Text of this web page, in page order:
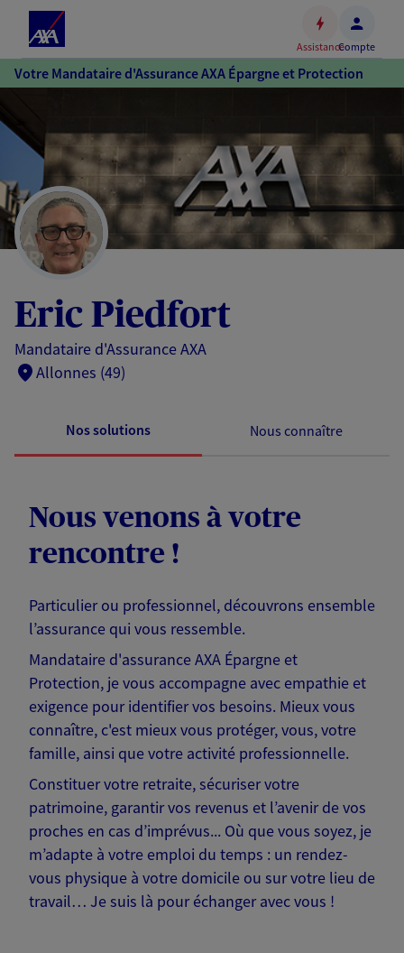
Accéder
au
Accéder
au
pied
de
page
AssistanceCompte
Votre Mandataire d'Assurance AXA Épargne et Protection
Eric Piedfort
Mandataire d'Assurance AXA
Allonnes (49)
Nos solutions Nous connaître
Nous venons à votre
rencontre !
Particulier ou professionnel, découvrons ensemble
l’assurance qui vous ressemble.
Mandataire d'assurance AXA Épargne et
Protection, je vous accompagne avec empathie et
exigence pour identifier vos besoins. Mieux vous
connaître, c'est mieux vous protéger, vous, votre
famille, ainsi que votre activité professionnelle.
Constituer votre retraite, sécuriser votre
patrimoine, garantir vos revenus et l’avenir de vos
proches en cas d’imprévus... Où que vous soyez, je
m’adapte à votre emploi du temps : un rendez-
vous physique à votre domicile ou sur votre lieu de
travail… Je suis là pour échanger avec vous !